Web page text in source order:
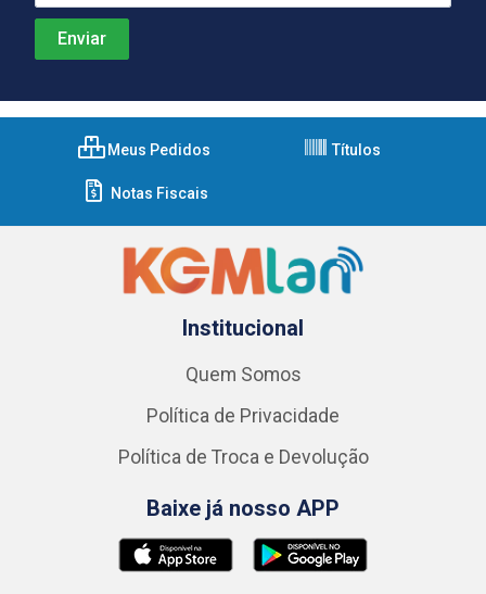
Meus Pedidos Títulos
Notas Fiscais
Institucional
Quem Somos
Política de Privacidade
Política de Troca e Devolução
Baixe já nosso APP